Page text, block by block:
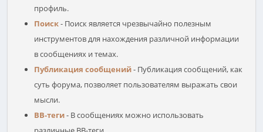
профиль.
Поиск- Поиск является чрезвычайно полезным
инструментов для нахождения различной информации
в сообщениях и темах.
Публикация сообщений- Публикация сообщений, как
суть форума, позволяет пользователям выражать свои
мысли.
BB-теги- В сообщениях можно использовать